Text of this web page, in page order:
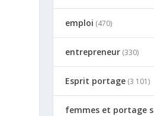
emploi (470)
entrepreneur (330)
Esprit portage (3 101)
femmes et portage